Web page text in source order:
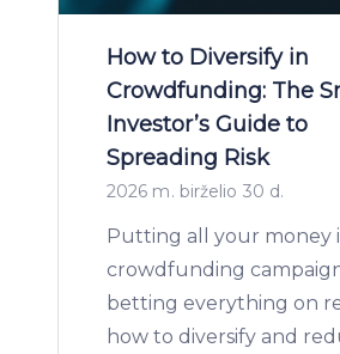
How to Diversify in
Crowdfunding: The
Investor’s Guide to
Spreading Risk
2026 m. birželio 30 d.
Putting all your money
crowdfunding
betting everything on
how to diversify and